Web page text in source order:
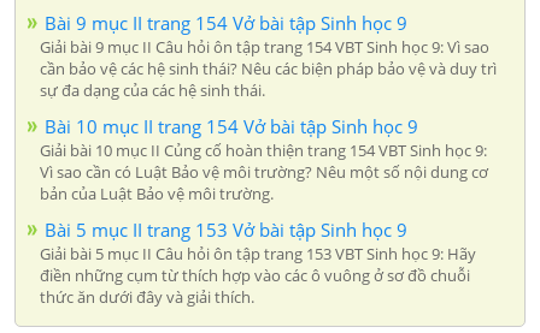
Bài 9 mục II trang 154 Vở bài tập Sinh học 9
Giải bài 9 mục II Câu hỏi ôn tập trang 154 VBT Sinh học 9: Vì sao
cần bảo vệ các hệ sinh thái? Nêu các biện pháp bảo vệ và duy trì
sự đa dạng của các hệ sinh thái.
Bài 10 mục II trang 154 Vở bài tập Sinh học 9
Giải bài 10 mục II Củng cố hoàn thiện trang 154 VBT Sinh học 9:
Vì sao cần có Luật Bảo vệ môi trường? Nêu một số nội dung cơ
bản của Luật Bảo vệ môi trường.
Bài 5 mục II trang 153 Vở bài tập Sinh học 9
Giải bài 5 mục II Câu hỏi ôn tập trang 153 VBT Sinh học 9: Hãy
điền những cụm từ thích hợp vào các ô vuông ở sơ đồ chuỗi
thức ăn dưới đây và giải thích.